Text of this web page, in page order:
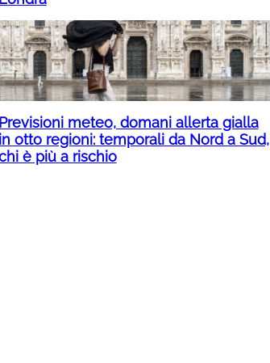
Previsioni meteo, domani allerta gialla
in otto regioni: temporali da Nord a Sud,
è più a rischio